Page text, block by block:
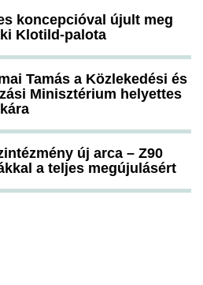
koncepcióval újult meg
Klotild-palota
Tamás a Közlekedési és
Minisztérium helyettes
új arca – Z90
a teljes megújulásért